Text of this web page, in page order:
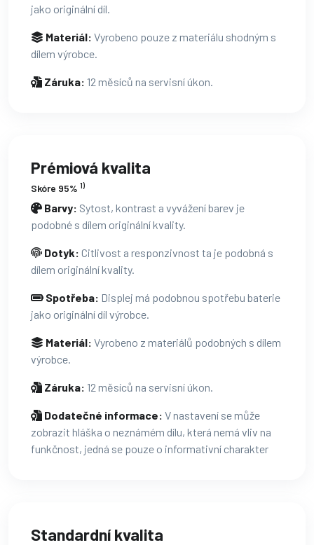
jako originální díl.
Materiál: Vyrobeno pouze z materiálu shodným s
dílem výrobce.
Záruka: 12 měsíců na servisní úkon.
Prémiová kvalita
Skóre 95% 1)
Barvy: Sytost, kontrast a vyvážení barev je
podobné s dílem originální kvality.
Dotyk: Citlivost a responzivnost ta je podobná s
dílem originální kvality.
Spotřeba: Displej má podobnou spotřebu baterie
jako originální díl výrobce.
Materiál: Vyrobeno z materiálů podobných s dílem
výrobce.
Záruka: 12 měsíců na servisní úkon.
Dodatečné informace: V nastavení se může
zobrazit hláška o neznámém dílu, která nemá vliv na
funkčnost, jedná se pouze o informativní charakter
Standardní kvalita